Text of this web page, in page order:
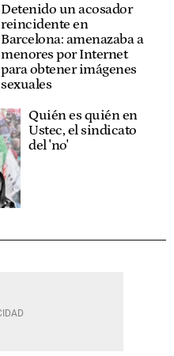
Detenido un acosador
reincidente en
Barcelona: amenazaba a
menores por Internet
para obtener imágenes
sexuales
Quién es quién en
Ustec, el sindicato
del 'no'